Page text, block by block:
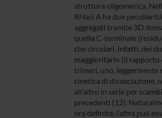
struttura oligomerica.
RNasi A ha due
aggregati tramite 3D
quella C-terminale
che circolari. Infatti, dei
maggioritario (il rapporto
trimeri, uno, leggermente
cinetica di dissociazione,
all’altro in serie per
precedenti (12).
ora definita; l’altra può